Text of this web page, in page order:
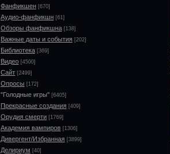
Фанфикшен [670]
Аудио-фанфикшн [61]
Обзоры фанфикшна [138]
Важные даты и события [202]
Библиотека [369]
Видео [4500]
Сайт [2499]
Опросы [172]
"Голодные игры" [6405]
Прекрасные создания [409]
Орудия смерти [1769]
Академия вампиров [1306]
Дивергент/Избранная [3899]
Делириум [40]